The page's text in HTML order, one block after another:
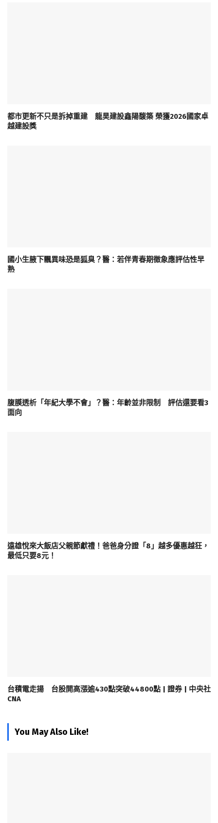
都市更新不只是拆掉重建 龍昊建設鑫陽馥築 榮獲2026國家卓
越建設獎
國小生腋下飄異味恐是狐臭？醫：若伴青春期徵象應評估性早
熟
腹膜透析「年紀大學不會」？醫：年齡並非限制 評估還要看3
面向
遠雄悅來大飯店父親節獻禮！爸爸身分證「8」越多優惠越狂，
最低只要8元！
台積電走揚 台股開高漲逾430點突破44800點 | 證券 | 中央社
CNA
You May Also Like!